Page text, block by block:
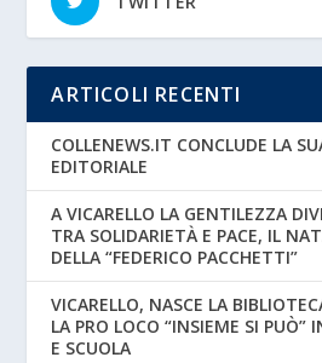
ARTICOLI RECENTI
COLLENEWS.IT CONCLUDE LA
EDITORIALE
A VICARELLO LA GENTILEZZA
TRA SOLIDARIETÀ E PACE, IL
DELLA “FEDERICO PACCHETTI”
VICARELLO, NASCE LA
LA PRO LOCO “INSIEME SI PUÒ”
E SCUOLA